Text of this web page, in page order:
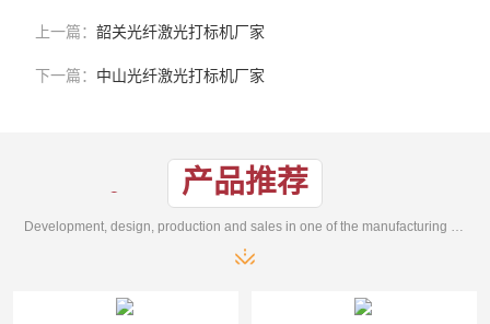
上一篇： 韶关光纤激光打标机厂家
下一篇： 中山光纤激光打标机厂家
产品推荐
Development, design, production and sales in one of the manufacturing enterprises